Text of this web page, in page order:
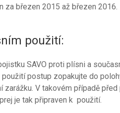
za březen 2015 až březen 2016.
použití:
SAVO proti plísni a
postup zopakujte do
zarážku. V takovém případě
je tak připraven k použití.